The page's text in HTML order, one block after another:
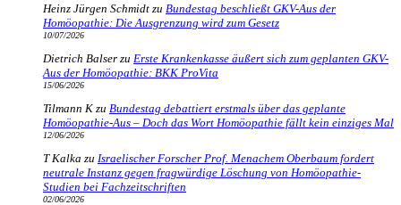
Heinz Jürgen Schmidt zu Bundestag beschließt GKV-Aus der
Homöopathie: Die Ausgrenzung wird zum Gesetz
10/07/2026
Dietrich Balser zu Erste Krankenkasse äußert sich zum geplanten GKV-
Aus der Homöopathie: BKK ProVita
15/06/2026
Tilmann K zu Bundestag debattiert erstmals über das geplante
Homöopathie-Aus – Doch das Wort Homöopathie fällt kein einziges Mal
12/06/2026
T Kalka zu Israelischer Forscher Prof. Menachem Oberbaum fordert
neutrale Instanz gegen fragwürdige Löschung von Homöopathie-
Studien bei Fachzeitschriften
02/06/2026